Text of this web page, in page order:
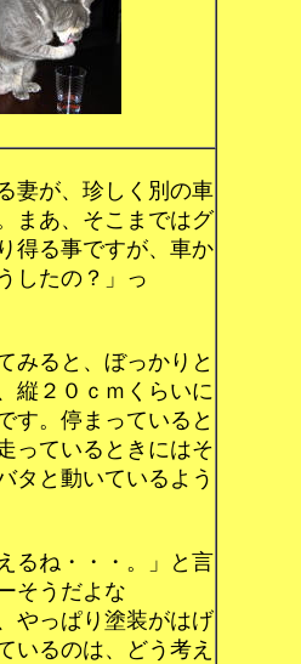
妻が、珍しく別の車
まあ、そこまではグ
得る事ですが、車か
したの？」っ
みると、ぼっかりと
縦２０ｃｍくらいに
す。停まっていると
っているときにはそ
タと動いているよう
るね・・・。」と言
そうだよな
やっぱり塗装がはげ
いるのは、どう考え